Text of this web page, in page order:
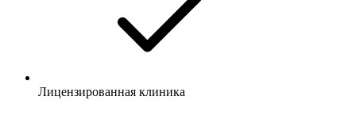
Лицензированная клиника